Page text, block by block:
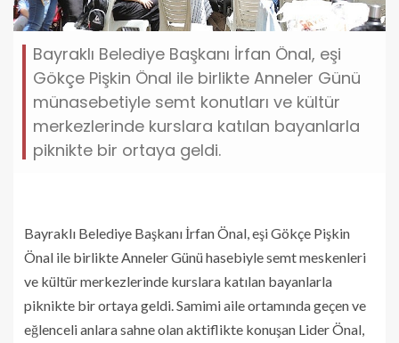
Bayraklı Belediye Başkanı İrfan Önal, eşi
Gökçe Pişkin Önal ile birlikte Anneler Günü
münasebetiyle semt konutları ve kültür
merkezlerinde kurslara katılan bayanlarla
piknikte bir ortaya geldi.
Bayraklı Belediye Başkanı İrfan Önal, eşi Gökçe Pişkin
Önal ile birlikte Anneler Günü hasebiyle semt meskenleri
ve kültür merkezlerinde kurslara katılan bayanlarla
piknikte bir ortaya geldi. Samimi aile ortamında geçen ve
eğlenceli anlara sahne olan aktiflikte konuşan Lider Önal,